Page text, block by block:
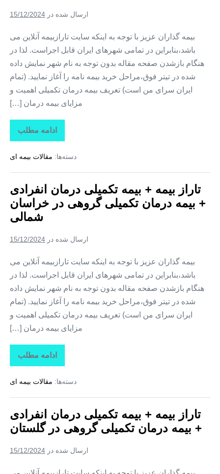
البرز
ارسال شده در 15/12/2024
بیمه گذاران عزیز با توجه به اینکه سایت تارازبیمه آنلاین می
باشد،بنابراین در تمامی شهرهای ایران قابل اجراست. لذا در
هنگام بازشدن صفحه مقاله بدون توجه به نام شهر نمایش داده
شده در تیتر فوق،مراحل خرید بیمه نامه را آغاز نمایید. (تمام
ایران سرای من است) تعریف بیمه درمان تکمیلی اهمیت و
مزایای بیمه درمان […]
ادامه مطلب
تاراز
بیمه
بیمه
درمان
+
بیمه
درمان
تکمیلی
گروهی
خراسان
جنوبی
دسته‌ها: مقالات بیمه ای
تاراز بیمه + بیمه تکمیلی درمان انفرادی
+ بیمه درمان تکمیلی گروهی در خراسان
شمالی
ارسال شده در 15/12/2024
بیمه گذاران عزیز با توجه به اینکه سایت تارازبیمه آنلاین می
باشد،بنابراین در تمامی شهرهای ایران قابل اجراست. لذا در
هنگام بازشدن صفحه مقاله بدون توجه به نام شهر نمایش داده
شده در تیتر فوق،مراحل خرید بیمه نامه را آغاز نمایید. (تمام
ایران سرای من است) تعریف بیمه درمان تکمیلی اهمیت و
مزایای بیمه درمان […]
ادامه مطلب
تاراز
بیمه
بیمه
درمان
+
بیمه
درمان
در
شمالی
دسته‌ها: مقالات بیمه ای
تاراز بیمه + بیمه تکمیلی درمان انفرادی
+ بیمه درمان تکمیلی گروهی در گلستان
ارسال شده در 15/12/2024